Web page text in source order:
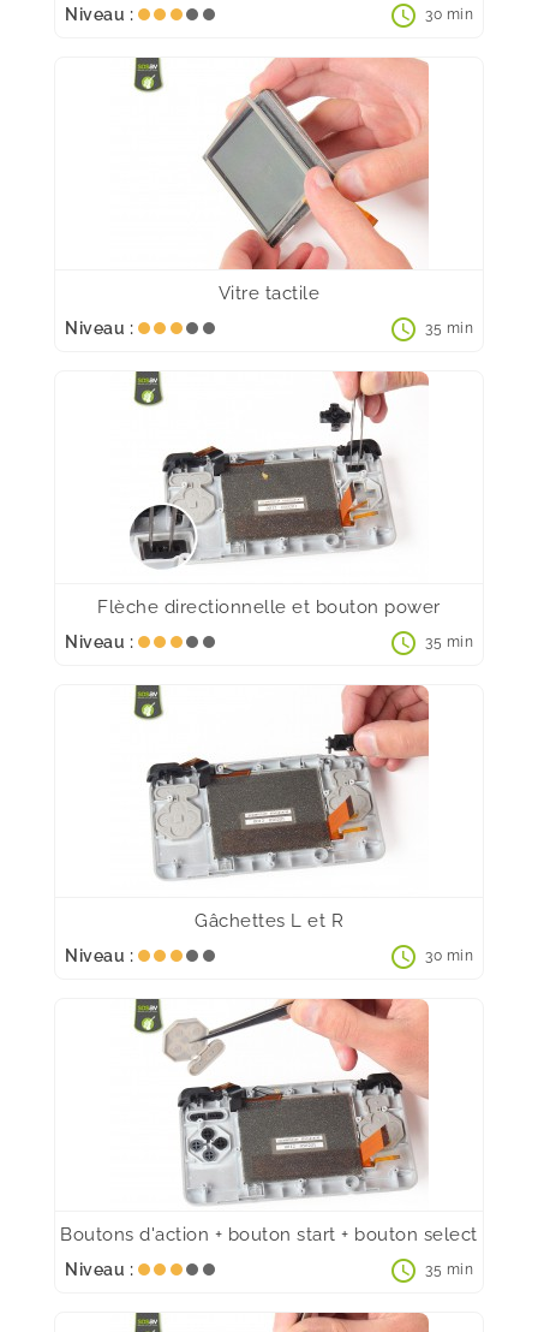
Niveau : schedule 30 min
Vitre tactile
Niveau : schedule 35 min
Flèche directionnelle et bouton power
Niveau : schedule 35 min
Gâchettes L et R
Niveau : schedule 30 min
Boutons d'action + bouton start + bouton select
Niveau : schedule 35 min